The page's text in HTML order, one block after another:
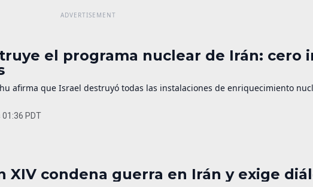
el programa nuclear de Irán: cero
afirma que Israel destruyó todas las instalaciones de enriquecimiento
01:36 PDT
XIV condena guerra en Irán y exige